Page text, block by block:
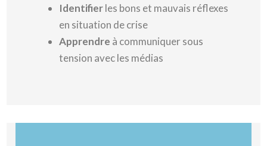
Identifierles bons et mauvais réflexes
en situation de crise
Apprendre à communiquer sous
tension avec les médias